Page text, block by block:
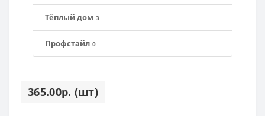
Тёплый дом 3
Профстайл 0
365.00р. (шт)